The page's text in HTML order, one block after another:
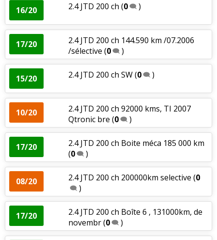
16/20 2.4 JTD 200 ch (0 )
17/20
2.4 JTD 200 ch 144.590 km /07.2006
/sélective (0 )
15/20 2.4 JTD 200 ch SW(0 )
10/20
2.4 JTD 200 ch 92000 kms, TI 2007
Qtronic bre (0 )
17/20
2.4 JTD 200 ch Boite méca 185 000 km
(0 )
08/20 2.4 JTD 200 ch 200000km selective (0
)
17/20
2.4 JTD 200 ch Boîte 6 , 131000km, de
novembr(0 )